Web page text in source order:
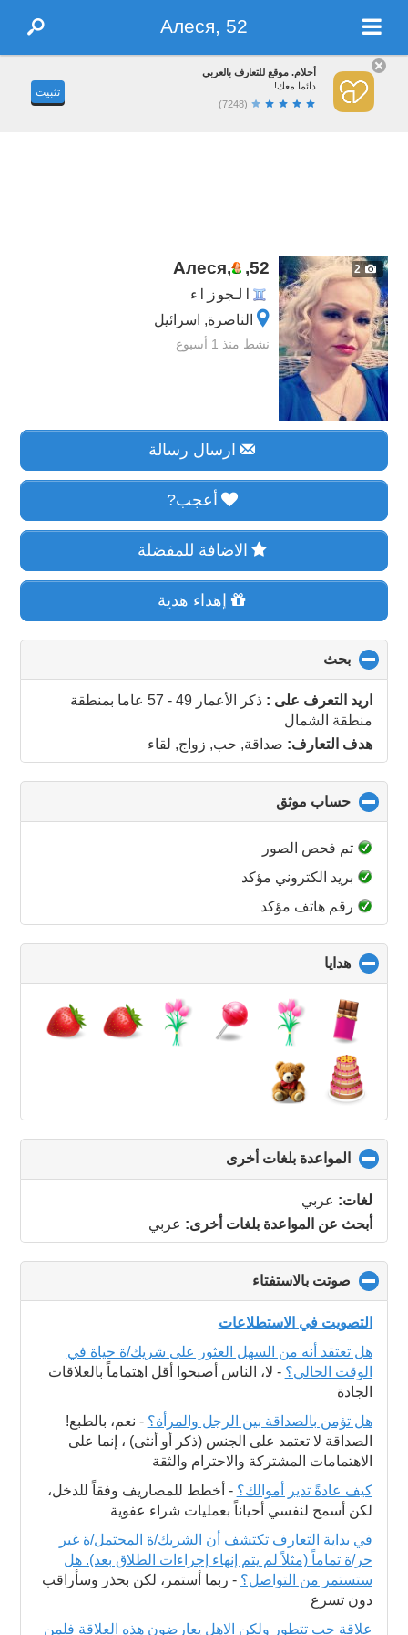
Алеся, 52
أحلام. موقع للتعارف بالعربي
دائما معك!
(7248)
تثبيت
2
Алеся, ,52
الجوزاء
الناصرة, اسرائيل
نشط منذ 1 أسبوع
ارسال رسالة
أعجب?
الاضافة للمفضلة
إهداء هدية
بحث
to
collapse
contents
اريد التعرف على :ذكر الأعمار 49 - 57 عاما
بمنطقة
منطقة الشمال
هدف التعارف: صداقة, حب, زواج, لقاء
حساب موثق
to
contents
تم فحص الصور
بريد الكتروني مؤكد
رقم هاتف مؤكد
هدايا
to
collapse
contents
المواعدة بلغات أخرى
to
contents
لغات: عربي
أبحث عن المواعدة بلغات أخرى: عربي
صوتت بالاستفتاء
to
collapse
التصويت في الاستطلاعات
هل تعتقد أنه من السهل العثور على شريك/ة حياة في
الوقت الحالي؟ - لا، الناس أصبحوا أقل اهتماماً بالعلاقات
الجادة
هل تؤمن بالصداقة بين الرجل والمرأة؟ - نعم، بالطبع!
الصداقة لا تعتمد على الجنس (ذكر أو أنثى) ، إنما على
الاهتمامات المشتركة والاحترام والثقة
كيف عادةً تدير أموالك؟ - أخطط للمصاريف وفقاً للدخل،
لكن أسمح لنفسي أحياناً بعمليات شراء عفوية
في بداية التعارف تكتشف أن الشريك/ة المحتمل/ة غير
حر/ة تماماً (مثلاً لم يتم إنهاء إجراءات الطلاق بعد). هل
ستستمر من التواصل؟ - ربما أستمر، لكن بحذر وسأراقب
دون تسرع
علاقة حب تتطور ولكن الاهل يعارضون هذه العلاقة فلمن